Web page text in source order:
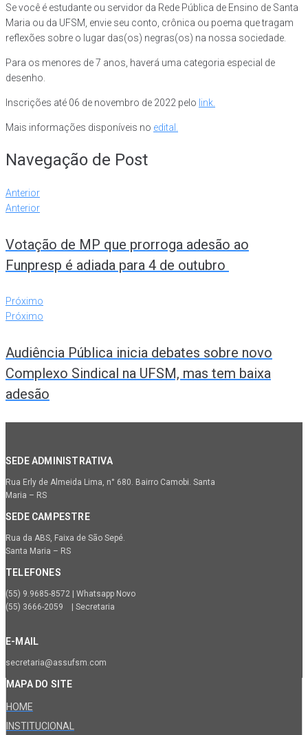
Se você é estudante ou servidor da Rede Pública de Ensino de Santa
Maria ou da UFSM, envie seu conto, crônica ou poema que tragam
reflexões sobre o lugar das(os) negras(os) na nossa sociedade.
Para os menores de 7 anos, haverá uma categoria especial de
desenho.
Inscrições até 06 de novembro de 2022 pelo link.
Mais informações disponíveis no edital.
Navegação de Post
Anterior
Anterior
Votação de MP que prorroga adesão ao
Funpresp é adiada para 4 de outubro
Próximo
Próximo
Audiência Pública inicia debates sobre novo
Complexo Sindical na UFSM, mas tem baixa
adesão
SEDE ADMINISTRATIVA
Rua Erly de Almeida Lima, n° 680. Bairro Camobi. Santa
Maria – RS
SEDE CAMPESTRE
Rua da ABS, Faixa de São Sepé.
Santa Maria – RS
TELEFONES
(55) 9.9685-8572 | Whatsapp Novo
(55) 3666-2059 | Secretaria
E-MAIL
secretaria@assufsm.com
MAPA DO SITE
HOME
INSTITUCIONAL